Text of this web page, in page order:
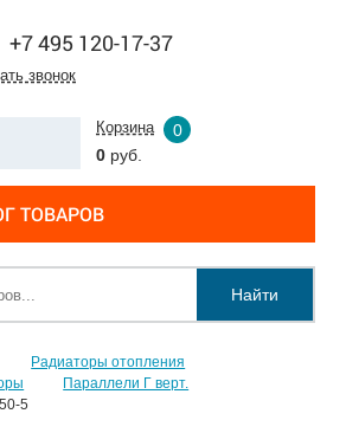
+7 495 120-17-37
звонок
Корзина
0
0 руб.
ТОВАРОВ
Найти
Радиаторы отопления
Параллели Г верт.
5